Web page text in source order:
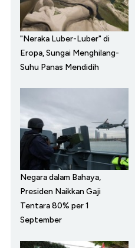
"Neraka Luber-Luber" di
Eropa, Sungai Menghilang-
Suhu Panas Mendidih
Negara dalam Bahaya,
Presiden Naikkan Gaji
Tentara 80% per 1
September